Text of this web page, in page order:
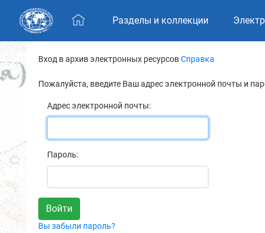
Skip navigation
Разделы и коллекции
Вход в архив электронных ресурсовСправка
Пожалуйста, введите Ваш адрес электронной почты и
Адрес электронной почты:
Пароль:
Вы забыли пароль?